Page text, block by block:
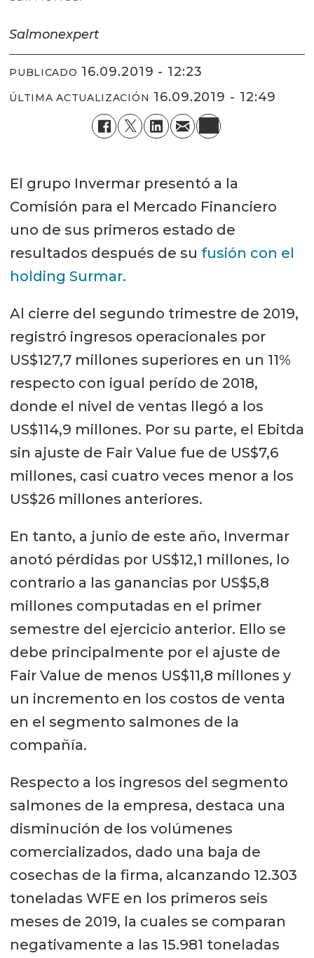
Salmonexpert
PUBLICADO 16.09.2019 - 12:23
ÚLTIMA ACTUALIZACIÓN 16.09.2019 - 12:49
El grupo Invermar presentó a la
Comisión para el Mercado Financiero
uno de sus primeros estado de
resultados después de su fusión con el
holding Surmar.
Al cierre del segundo trimestre de 2019,
registró ingresos operacionales por
US$127,7 millones superiores en un 11%
respecto con igual perído de 2018,
donde el nivel de ventas llegó a los
US$114,9 millones. Por su parte, el Ebitda
sin ajuste de Fair Value fue de US$7,6
millones, casi cuatro veces menor a los
US$26 millones anteriores.
En tanto, a junio de este año, Invermar
anotó pérdidas por US$12,1 millones, lo
contrario a las ganancias por US$5,8
millones computadas en el primer
semestre del ejercicio anterior. Ello se
debe principalmente por el ajuste de
Fair Value de menos US$11,8 millones y
un incremento en los costos de venta
en el segmento salmones de la
compañía.
Respecto a los ingresos del segmento
salmones de la empresa, destaca una
disminución de los volúmenes
comercializados, dado una baja de
cosechas de la firma, alcanzando 12.303
toneladas WFE en los primeros seis
meses de 2019, la cuales se comparan
negativamente a las 15.981 toneladas